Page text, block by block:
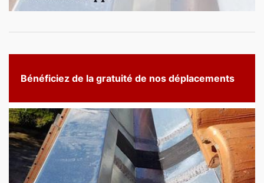
Bénéficiez de la gratuité de nos déplacements